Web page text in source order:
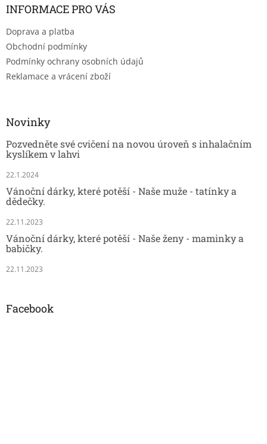
INFORMACE PRO VÁS
Doprava a platba
Obchodní podmínky
Podmínky ochrany osobních údajů
Reklamace a vrácení zboží
Novinky
Pozvedněte své cvičení na novou úroveň s inhalačním
kyslíkem v lahvi
22.1.2024
Vánoční dárky, které potěší - Naše muže - tatínky a
dědečky.
22.11.2023
Vánoční dárky, které potěší - Naše ženy - maminky a
babičky.
22.11.2023
Facebook